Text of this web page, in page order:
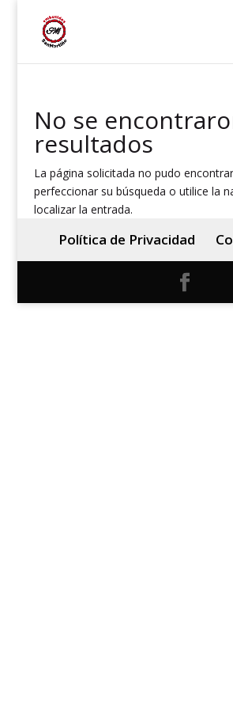
No se
resultados
La página solicitada no pudo
perfeccionar su búsqueda o utilice la
localizar la entrada.
Política de Privacidad